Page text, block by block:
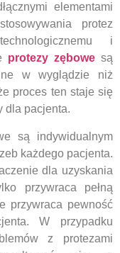
elementami
protez
i
protezy zębowe są
w wyglądzie niż
proces ten staje się
dla pacjenta.
są indywidualnym
każdego pacjenta.
dla uzyskania
przywraca pełną
przywraca pewność
W przypadku
z protezami